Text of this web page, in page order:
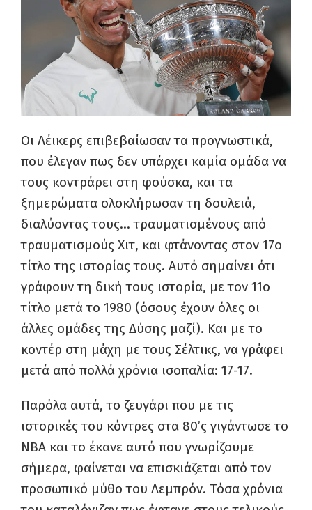
Οι Λέικερς επιβεβαίωσαν τα προγνωστικά,
που έλεγαν πως δεν υπάρχει καμία ομάδα να
τους κοντράρει στη φούσκα, και τα
ξημερώματα ολοκλήρωσαν τη δουλειά,
διαλύοντας τους… τραυματισμένους από
τραυματισμούς Χιτ, και φτάνοντας στον 17ο
τίτλο της ιστορίας τους. Αυτό σημαίνει ότι
γράφουν τη δική τους ιστορία, με τον 11ο
τίτλο μετά το 1980 (όσους έχουν όλες οι
άλλες ομάδες της Δύσης μαζί). Και με το
κοντέρ στη μάχη με τους Σέλτικς, να γράφει
μετά από πολλά χρόνια ισοπαλία: 17-17.
Παρόλα αυτά, το ζευγάρι που με τις
ιστορικές του κόντρες στα 80’ς γιγάντωσε το
ΝΒΑ και το έκανε αυτό που γνωρίζουμε
σήμερα, φαίνεται να επισκιάζεται από τον
προσωπικό μύθο του Λεμπρόν. Τόσα χρόνια